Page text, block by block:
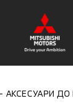
АКСЕСУАРИ